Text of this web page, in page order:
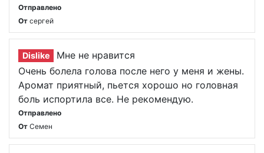
Отправлено
От сергей
Dislike
Мне не нравится
Очень болела голова после него у меня и жены.
Аромат приятный, пьется хорошо но головная
боль испортила все. Не рекомендую.
Отправлено
От Семен